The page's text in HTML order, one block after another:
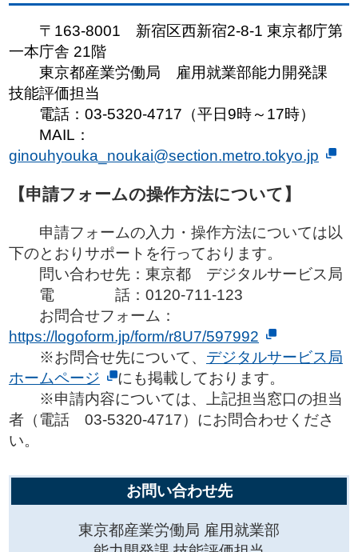
〒163-8001 新宿区西新宿2-8-1 東京都庁第
一本庁舎 21階
東京都産業労働局 雇用就業部能力開発課
技能評価担当
電話：03-5320-4717（平日9時～17時）
MAIL：
ginouhyouka_noukai@section.metro.tokyo.jp
【申請フォームの操作方法について】
申請フォームの入力・操作方法については以
下のとおりサポートを行っております。
問い合わせ先：東京都 デジタルサービス局
電 話：0120-711-123
お問合せフォーム：
https://logoform.jp/form/r8U7/597992
※お問合せ先について、 デジタルサービス局
ホームページ
にも掲載しております。
※申請内容については、上記担当窓口の担当
者（電話 03-5320-4717）にお問合わせくださ
い。
お問い合わせ先
東京都産業労働局 雇用就業部